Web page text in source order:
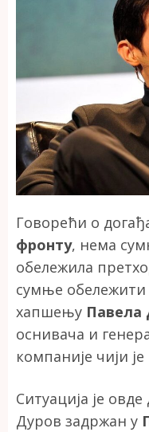
Говорећи о
фронту, нема
обележила
сумње
хапшењу Павела
оснивача и
компаније чији
Ситуација је
Дуров задржан у